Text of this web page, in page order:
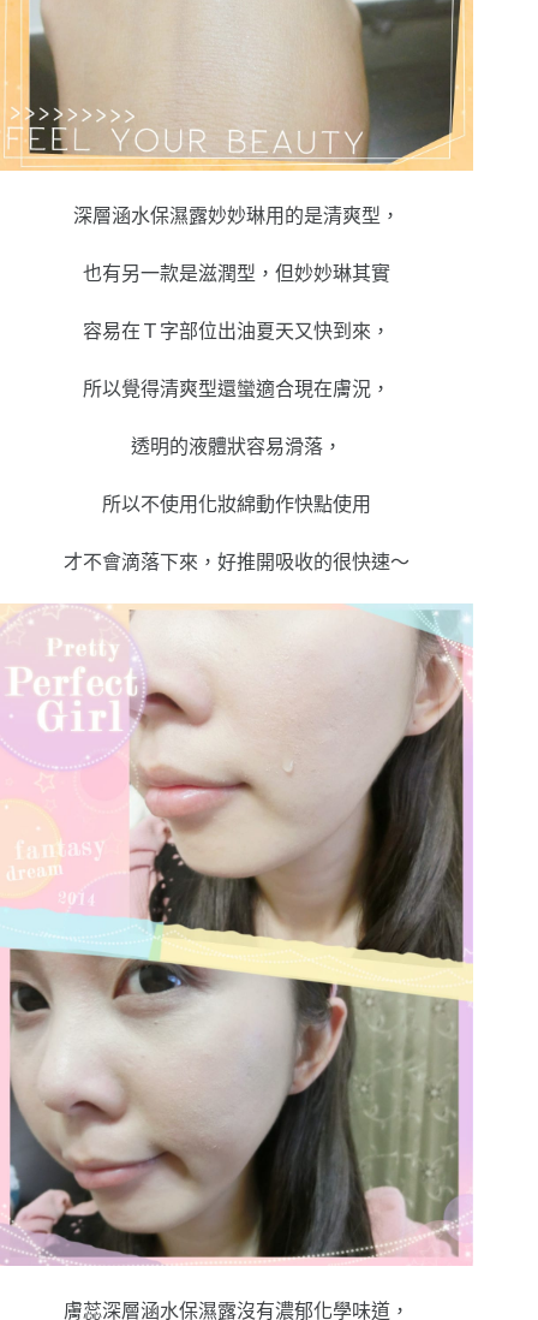
深層涵水保濕露妙妙琳用的是清爽型，
也有另一款是滋潤型，但妙妙琳其實
容易在Ｔ字部位出油夏天又快到來，
所以覺得清爽型還蠻適合現在膚況，
透明的液體狀容易滑落，
所以不使用化妝綿動作快點使用
才不會滴落下來，好推開吸收的很快速～
膚蕊深層涵水保濕露沒有濃郁化學味道，